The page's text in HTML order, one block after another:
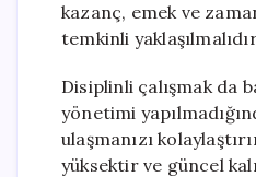
kazanç, emek ve
temkinli
Disiplinli çalışmak da
yönetimi
ulaşmanızı
yüksektir ve güncel